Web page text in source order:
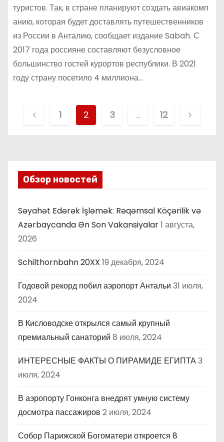
туристов. Так, в стране планируют создать авиакомп
анию, которая будет доставлять путешественников
из России в Анталию, сообщает издание Sabah. С
2017 года россияне составляют безусловное
большинство гостей курортов республики. В 2021
году страну посетило 4 миллиона…
и
а
ц
и
я
з
а
п
и
е
й
1 2 3 … 12
Обзор новостей
Səyahət Edərək İşləmək: Rəqəmsal Köçərilik və
Azərbaycanda Ən Son Vakansiyalar1 августа,
2026
Schilthornbahn 20XX 19 декабря, 2024
Годовой рекорд побил аэропорт Антальи 31 июля,
2024
В Кисловодске открылся самый крупный
премиальный санаторий 8 июля, 2024
ИНТЕРЕСНЫЕ ФАКТЫ О ПИРАМИДЕ ЕГИПТА3
июля, 2024
В аэропорту Гонконга внедрят умную систему
досмотра пассажиров 2 июля, 2024
Собор Парижской Богоматери откроется 8